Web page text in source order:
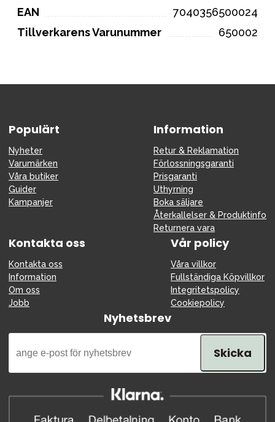
EAN
7040356500024
Tillverkarens Varunummer
650002
Populärt
Nyheter
Varumärken
Våra butiker
Guider
Kampanjer
Information
Retur & Reklamation
Förlossningsgaranti
Prisgaranti
Uthyrning
Boka säljare
Återkallelser & Produktinfo
Returnera vara
Kontakta oss
Kontakta oss
Information
Om oss
Jobb
Vår policy
Våra villkor
Fullständiga Köpvillkor
Integritetspolicy
Cookiepolicy
Nyhetsbrev
Skicka